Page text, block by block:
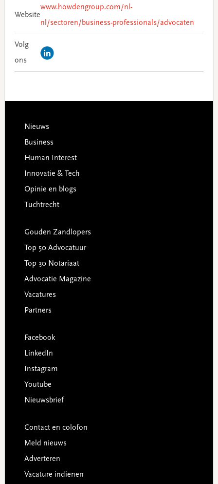
Website
www.howdengroup.com/nl-
nl/sectoren/business-professionals/advocaten
Volg
ons
Footer
Nieuws
Business
Human Interest
Innovatie & Tech
Opinie en blogs
Tuchtrecht
Gouden Zandlopers
Top 50 Advocatuur
Top 30 Notariaat
Advocatie Magazine
Vacatures
Partners
Facebook
LinkedIn
Instagram
Youtube
Nieuwsbrief
Contact en colofon
Meld nieuws
Adverteren
Vacature indienen